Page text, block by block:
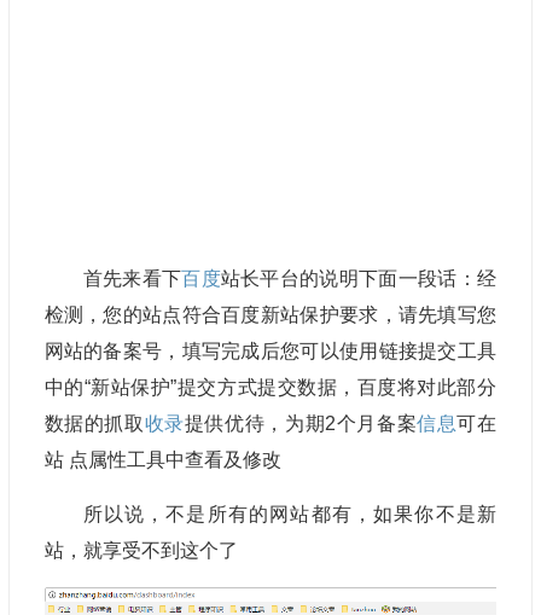
首先来看下百度站长平台的说明下面一段话：经
检测，您的站点符合百度新站保护要求，请先填写您
网站的备案号，填写完成后您可以使用链接提交工具
中的“新站保护”提交方式提交数据，百度将对此部分
数据的抓取收录提供优待，为期2个月备案信息可在
站 点属性工具中查看及修改
所以说，不是所有的网站都有，如果你不是新
站，就享受不到这个了